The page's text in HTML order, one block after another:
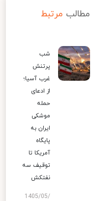
مطالب مرتبط
شب
پرتنش
غرب آسیا؛
از ادعای
حمله
موشکی
ایران به
پایگاه
آمریکا تا
توقیف سه
نفتکش
1405/05/